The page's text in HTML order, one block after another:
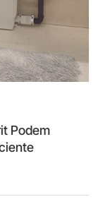
Podem